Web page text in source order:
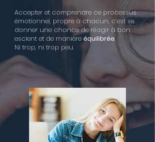
Accepter et comprendre ce processus
émotionnel, propre à chacun, c’est se
donner une chance de réagir à bon
escient et de manière équilibrée.
Ni trop, ni trop peu.